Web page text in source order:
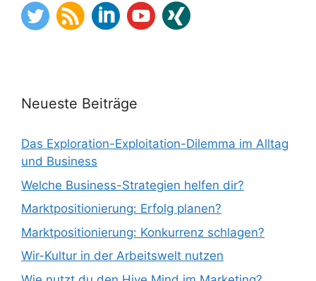
Neueste Beiträge
Das Exploration-Exploitation-Dilemma im Alltag
und Business
Welche Business-Strategien helfen dir?
Marktpositionierung: Erfolg planen?
Marktpositionierung: Konkurrenz schlagen?
Wir-Kultur in der Arbeitswelt nutzen